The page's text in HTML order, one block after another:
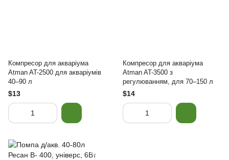
Компресор для акваріума
Atman AT-2500 для акваріумів
40–90 л
$13
Компресор для акваріума
Atman AT-3500 з
регулюванням, для 70–150 л
$14